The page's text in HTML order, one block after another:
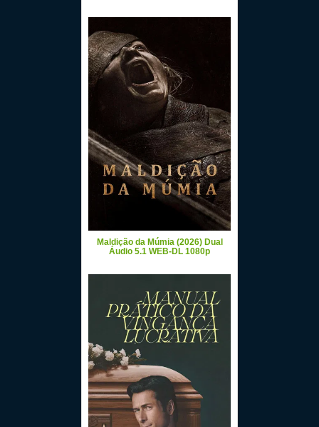
Maldição da Múmia (2026) Dual
Áudio 5.1 WEB-DL 1080p